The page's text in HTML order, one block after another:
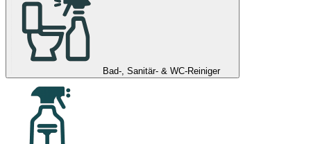
Bad-, Sanitär- & WC-Reiniger